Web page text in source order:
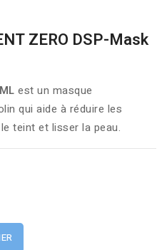
ZERO DSP-Mask
est un masque
qui aide à réduire les
teint et lisser la peau.